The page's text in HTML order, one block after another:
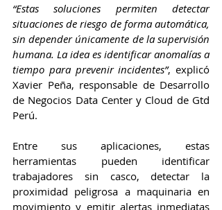
“Estas soluciones permiten detectar
situaciones de riesgo de forma automática,
sin depender únicamente de la supervisión
humana. La idea es identificar anomalías a
tiempo para prevenir incidentes”, explicó
Xavier Peña, responsable de Desarrollo
de Negocios Data Center y Cloud de Gtd
Perú.
Entre sus aplicaciones, estas
herramientas pueden identificar
trabajadores sin casco, detectar la
proximidad peligrosa a maquinaria en
movimiento y emitir alertas inmediatas